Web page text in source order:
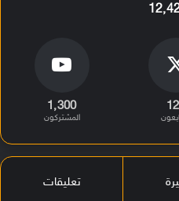
1٬300
المشتركون
تعليقات